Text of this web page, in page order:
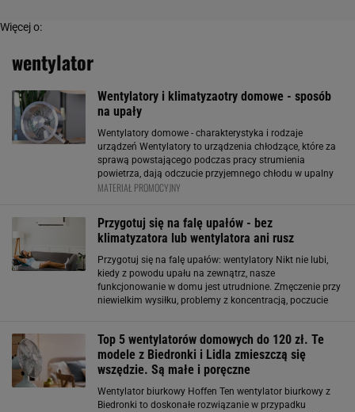
Więcej o:
wentylator
Wentylatory i klimatyzaotry domowe - sposób
na upały
Wentylatory domowe - charakterystyka i rodzaje
urządzeń Wentylatory to urządzenia chłodzące, które za
sprawą powstającego podczas pracy strumienia
powietrza, dają odczucie przyjemnego chłodu w upalny
dzień. Wyróżnia się wentylatory stojące - wiatraki
MATERIAŁ PROMOCYJNY
Przygotuj się na falę upałów - bez
klimatyzatora lub wentylatora ani rusz
Przygotuj się na falę upałów: wentylatory Nikt nie lubi,
kiedy z powodu upału na zewnątrz, nasze
funkcjonowanie w domu jest utrudnione. Zmęczenie przy
niewielkim wysiłku, problemy z koncentracją, poczucie
Top 5 wentylatorów domowych do 120 zł. Te
modele z Biedronki i Lidla zmieszczą się
wszędzie. Są małe i poręczne
Wentylator biurkowy Hoffen Ten wentylator biurkowy z
Biedronki to doskonałe rozwiązanie w przypadku